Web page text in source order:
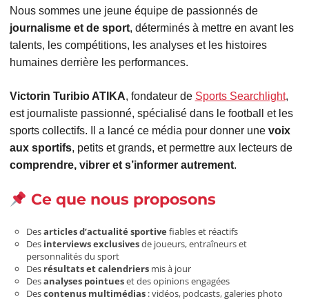
Nous sommes une jeune équipe de passionnés de
journalisme et de sport, déterminés à mettre en avant les
talents, les compétitions, les analyses et les histoires
humaines derrière les performances.
Victorin Turibio ATIKA, fondateur de Sports Searchlight,
est journaliste passionné, spécialisé dans le football et les
sports collectifs. Il a lancé ce média pour donner une voix
aux sportifs, petits et grands, et permettre aux lecteurs de
comprendre, vibrer et s’informer autrement.
Ce que nous proposons
Desarticles d’actualité sportive fiables et réactifs
Des interviews exclusivesde joueurs, entraîneurs et
personnalités du sport
Des résultats et calendriersmis à jour
Desanalyses pointueset des opinions engagées
Descontenus multimédias: vidéos, podcasts, galeries photo